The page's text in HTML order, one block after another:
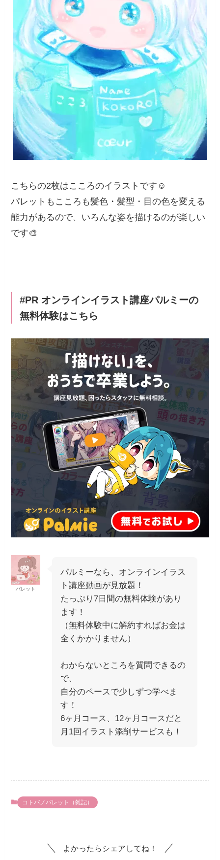
こちらの2枚はこころのイラストです☺️
パレットもこころも髪色・髪型・目の色を変える
能力があるので、いろんな姿を描けるのが楽しい
です🎨
#PR オンラインイラスト講座パルミーの
無料体験はこちら
パレット
パルミーなら、オンラインイラス
ト講座動画が見放題！
たっぷり7日間の無料体験があり
ます！
（無料体験中に解約すればお金は
全くかかりません）
わからないところを質問できるの
で、
自分のペースで少しずつ学べま
す！
6ヶ月コース、12ヶ月コースだと
月1回イラスト添削サービスも！
コトバノパレット（雑記）
よかったらシェアしてね！